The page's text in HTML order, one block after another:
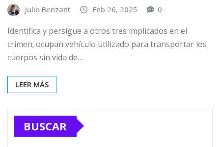
Julio Benzant Feb 26, 2025 0
Identifica y persigue a otros tres implicados en el
crimen; ocupan vehículo utilizado para transportar los
cuerpos sin vida de…
LEER MÁS
BUSCAR